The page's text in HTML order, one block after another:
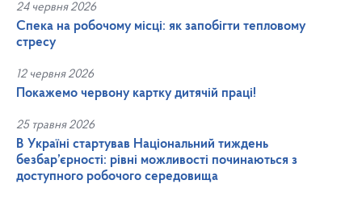
24 червня 2026
Спека на робочому місці: як запобігти тепловому
стресу
12 червня 2026
Покажемо червону картку дитячій праці!
25 травня 2026
В Україні стартував Національний тиждень
безбар’єрності: рівні можливості починаються з
доступного робочого середовища